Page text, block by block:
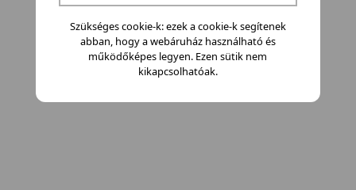
Szükséges cookie-k: ezek a cookie-k segítenek
abban, hogy a webáruház használható és
működőképes legyen. Ezen sütik nem
kikapcsolhatóak.